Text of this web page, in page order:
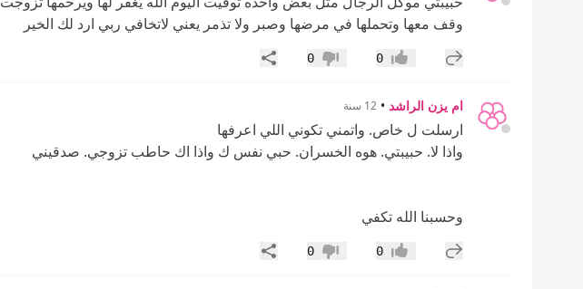
وقف معها وتحملها في مرضها وصبر ولا تذمر يعني لاتخافي ربي ارد لك الخير
إضافة رد جديد
إعجاب0 عدم إعجاب
0 مشاركة
ام يزن الراشد • 12 سنة
ارسلت ل خاص. واتمني تكوني اللي اعرفها
واذا لا. حبيبتي. هوه الخسران. حبي نفس ك واذا اك حاطب تزوجي. صدقيني
وحسبنا الله تكفي
إضافة رد جديد
إعجاب0 عدم إعجاب
0 مشاركة